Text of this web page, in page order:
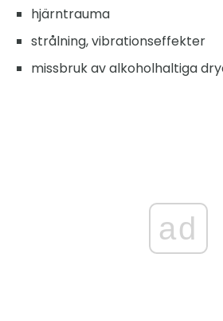
hjärntrauma
strålning, vibrationseffekter
missbruk av alkoholhaltiga
ad